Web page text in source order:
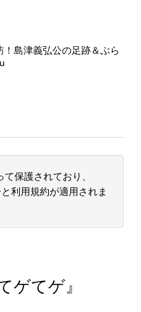
島津義弘公の足跡＆ぶら
保護されており、
と利用規約が適用されま
ゲてゲ』